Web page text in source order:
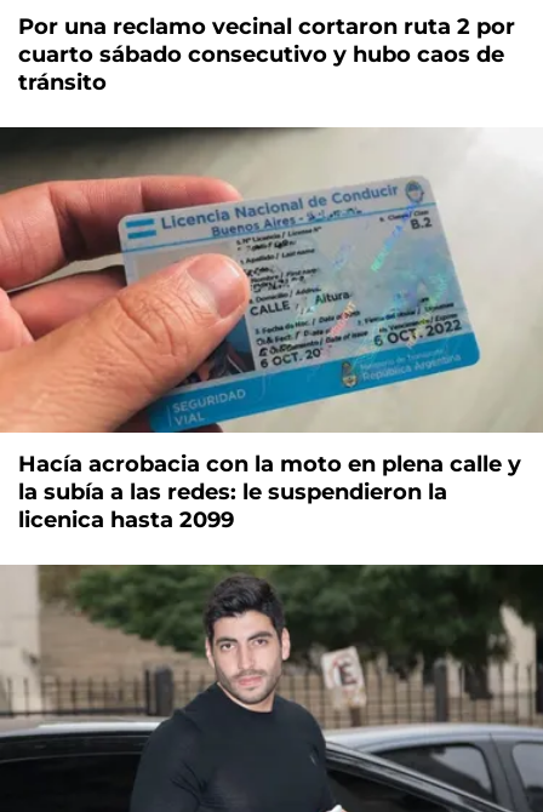
Por una reclamo vecinal cortaron ruta 2 por
cuarto sábado consecutivo y hubo caos de
tránsito
Hacía acrobacia con la moto en plena calle y
la subía a las redes: le suspendieron la
licenica hasta 2099